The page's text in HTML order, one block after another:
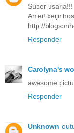
Super usaria!!!
Amei!
http://
Responder
Carolyna's
awesome
Responder
Unknown